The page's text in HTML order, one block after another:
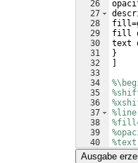
26
27
28
29
30
31
32
33
34
35
36
37
38
39
40
41
fill
text
}
%}
Ausgabe